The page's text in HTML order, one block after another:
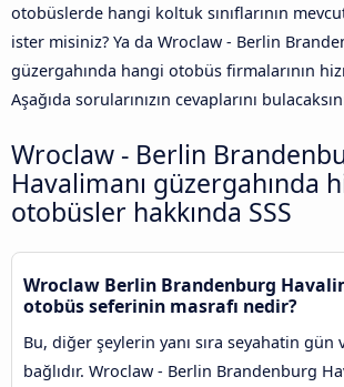
otobüslerde hangi koltuk sınıflarının
ister misiniz? Ya da Wroclaw - Berlin
güzergahında hangi otobüs firmalarının
Aşağıda sorularınızın cevaplarını
Wroclaw - Berlin
Havalimanı güzergahında
otobüsler hakkında SSS
Wroclaw Berlin Brandenburg
otobüs seferinin masrafı nedir?
Bu, diğer şeylerin yanı sıra seyahatin gün
bağlıdır. Wroclaw - Berlin Brandenburg